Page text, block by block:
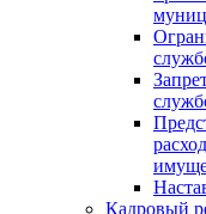
Кадровый